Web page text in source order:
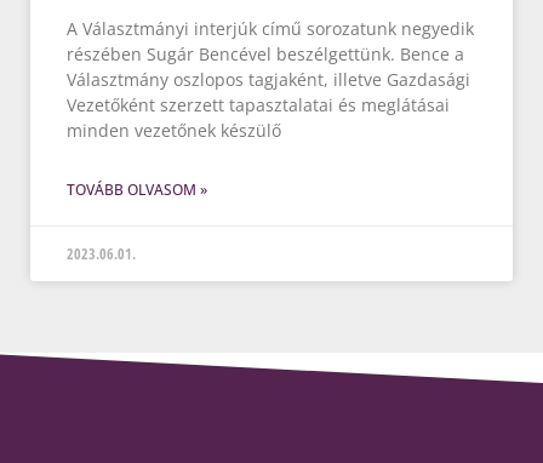
A Választmányi interjúk című sorozatunk negyedik
részében Sugár Bencével beszélgettünk. Bence a
Választmány oszlopos tagjaként, illetve Gazdasági
Vezetőként szerzett tapasztalatai és meglátásai
minden vezetőnek készülő
TOVÁBB OLVASOM »
2023.06.01.